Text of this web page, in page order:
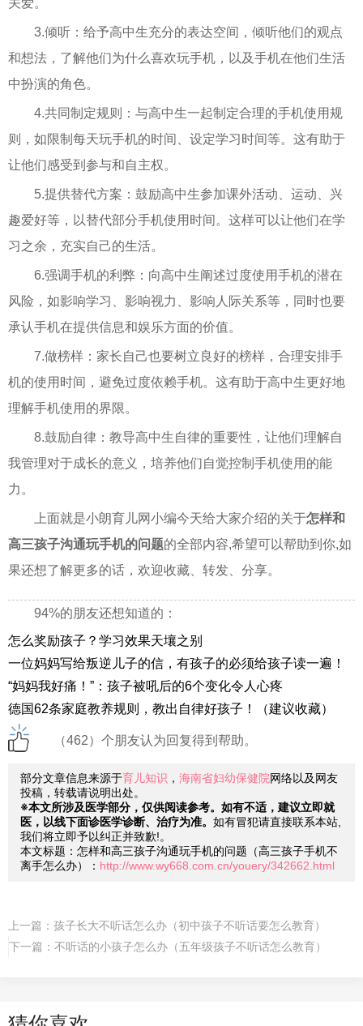
3.倾听：给予高中生充分的表达空间，倾听他们的观点
和想法，了解他们为什么喜欢玩手机，以及手机在他们生活
中扮演的角色。
4.共同制定规则：与高中生一起制定合理的手机使用规
则，如限制每天玩手机的时间、设定学习时间等。这有助于
让他们感受到参与和自主权。
5.提供替代方案：鼓励高中生参加课外活动、运动、兴
趣爱好等，以替代部分手机使用时间。这样可以让他们在学
习之余，充实自己的生活。
6.强调手机的利弊：向高中生阐述过度使用手机的潜在
风险，如影响学习、影响视力、影响人际关系等，同时也要
承认手机在提供信息和娱乐方面的价值。
7.做榜样：家长自己也要树立良好的榜样，合理安排手
机的使用时间，避免过度依赖手机。这有助于高中生更好地
理解手机使用的界限。
8.鼓励自律：教导高中生自律的重要性，让他们理解自
我管理对于成长的意义，培养他们自觉控制手机使用的能
力。
上面就是小朗育儿网小编今天给大家介绍的关于怎样和
高三孩子沟通玩手机的问题的全部内容,希望可以帮助到你,如
果还想了解更多的话，欢迎收藏、转发、分享。
94%的朋友还想知道的：
怎么奖励孩子？学习效果天壤之别
一位妈妈写给叛逆儿子的信，有孩子的必须给孩子读一遍！
“妈妈我好痛！”：孩子被吼后的6个变化令人心疼
德国62条家庭教养规则，教出自律好孩子！（建议收藏）
（462）个朋友认为回复得到帮助。
部分文章信息来源于育儿知识 ， 海南省妇幼保健院网络以及网友
投稿，转载请说明出处。
※本文所涉及医学部分，仅供阅读参考。如有不适，建议立即就
医，以线下面诊医学诊断、治疗为准。 如有冒犯请直接联系本站,
我们将立即予以纠正并致歉!。
本文标题：怎样和高三孩子沟通玩手机的问题（高三孩子手机不
离手怎么办）： http://www.wy668.com.cn/youery/342662.html
上一篇： 孩子长大不听话怎么办（初中孩子不听话要怎么教育）
下一篇： 不听话的小孩子怎么办（五年级孩子不听话怎么教育）